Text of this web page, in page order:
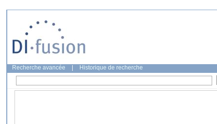
Recherche avancée Historique de recherche